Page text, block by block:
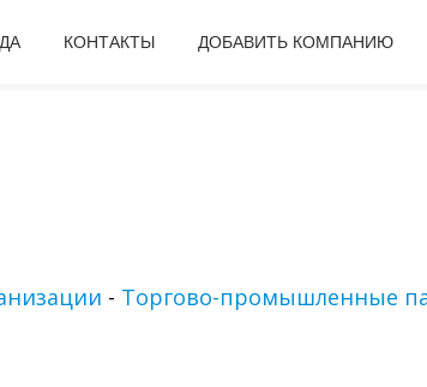
КОНТАКТЫ ДОБАВИТЬ КОМПАНИЮ
- Торгово-промышленные